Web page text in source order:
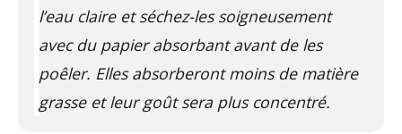
l’eau claire et séchez-les soigneusement
avec du papier absorbant avant de les
poêler. Elles absorberont moins de matière
grasse et leur goût sera plus concentré.